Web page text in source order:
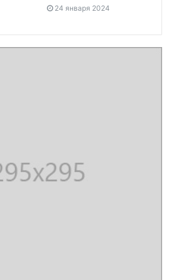
24 января 2024